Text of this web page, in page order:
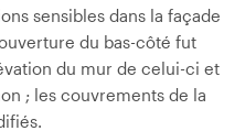
sensibles dans la façade
du bas-côté fut
du mur de celui-ci et
; les couvrements de la